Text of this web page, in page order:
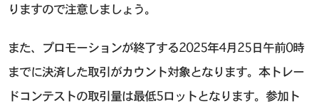
りますので注意しましょう。
また、プロモーションが終了する2025年4月25日午前0時
までに決済した取引がカウント対象となります。本トレー
ドコンテストの取引量は最低5ロットとなります。参加ト